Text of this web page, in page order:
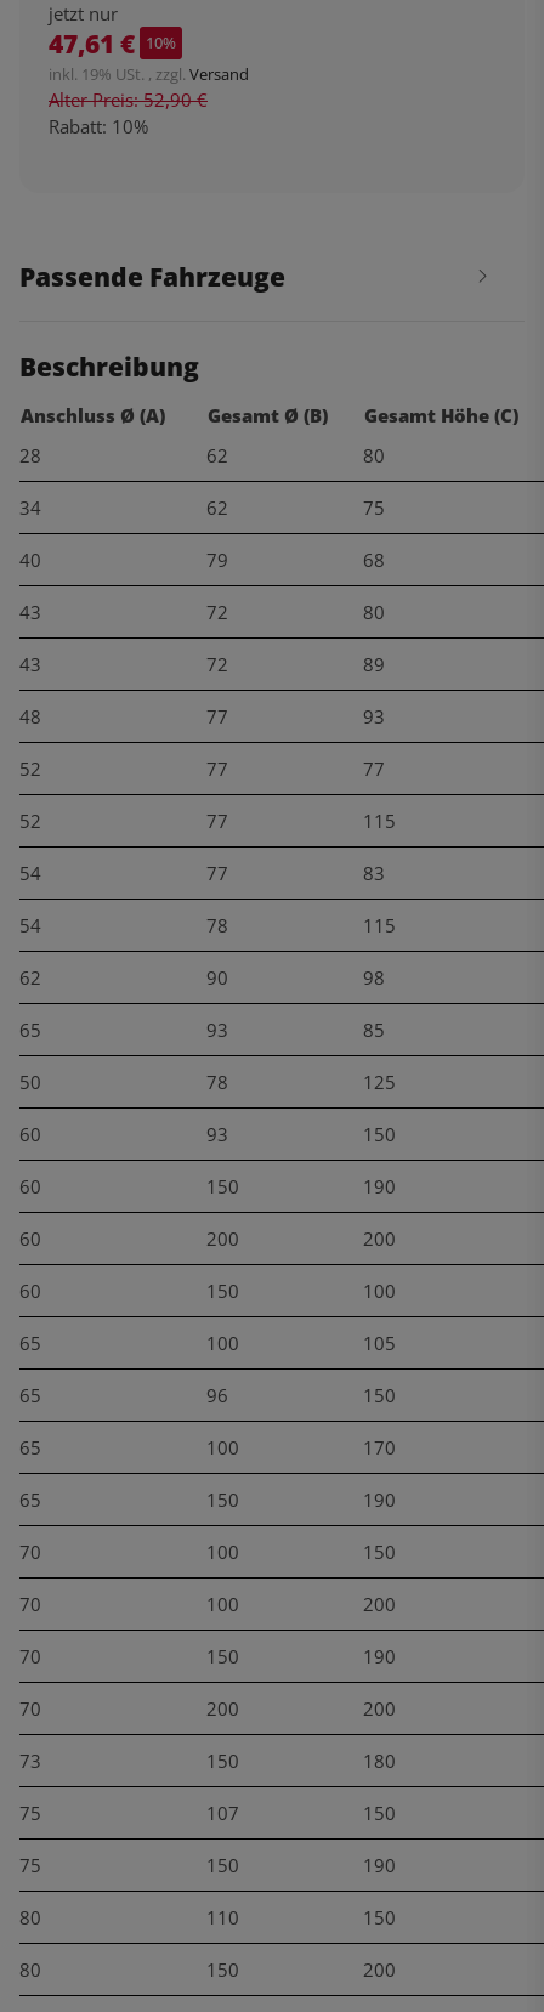
jetzt nur
47,61 € 10%
inkl. 19% USt. , zzgl. Versand
Alter Preis: 52,90 €
Rabatt: 10%
Passende Fahrzeuge
Beschreibung
Anschluss Ø (A) Gesamt Ø (B)
Gesamt Höhe (C)
28
62 80
34 62 75
40 79 68
43 72 80
43 72 89
48 77 93
52 77 77
52 77 115
54 77 83
54 78 115
62 90 98
65 93 85
50 78 125
60 93 150
60 150 190
60 200 200
60 150 100
65 100 105
65 96 150
65 100 170
65 150 190
70 100 150
70 100 200
70 150 190
70 200 200
73 150 180
75 107 150
75 150 190
80 110 150
80 150 200